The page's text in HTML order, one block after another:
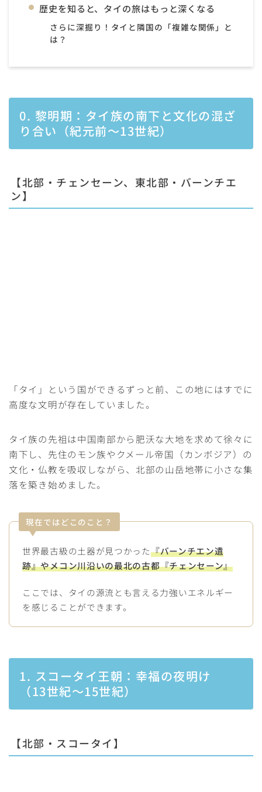
歴史を知ると、タイの旅はもっと深くなる
さらに深掘り！タイと隣国の「複雑な関係」と
は？
0. 黎明期：タイ族の南下と文化の混ざ
り合い（紀元前〜13世紀）
【北部・チェンセーン、東北部・バーンチエ
ン】
「タイ」という国ができるずっと前、この地にはすでに
高度な文明が存在していました。
タイ族の先祖は中国南部から肥沃な大地を求めて徐々に
南下し、先住のモン族やクメール帝国（カンボジア）の
文化・仏教を吸収しながら、北部の山岳地帯に小さな集
落を築き始めました。
現在ではどこのこと？
世界最古級の土器が見つかった『バーンチエン遺
跡』やメコン川沿いの最北の古都『チェンセーン』
ここでは、タイの源流とも言える力強いエネルギー
を感じることができます。
1. スコータイ王朝：幸福の夜明け
（13世紀〜15世紀）
【北部・スコータイ】